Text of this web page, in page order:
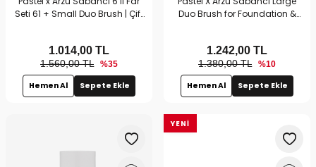
Seti 61 + Small Duo Brush | Çift
1.560,00 TL %35
1.014,00 TL
Hemen Al Sepete Ekle
Duo Brush for Foundation &
1.380,00 TL %10
1.242,00 TL
Hemen Al Sepete Ekle
YENI